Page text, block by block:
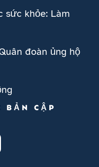
sức khỏe: Làm
đoàn ủng hộ
BẢN CẬP